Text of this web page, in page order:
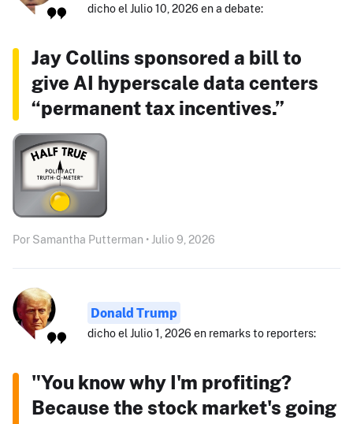
dicho el Julio 10, 2026 en a debate:
Jay Collins sponsored a bill to
give AI hyperscale data centers
“permanent tax incentives.”
Por Samantha Putterman • Julio 9, 2026
Donald Trump
dicho el Julio 1, 2026 en remarks to reporters:
"You know why I'm profiting?
Because the stock market's going